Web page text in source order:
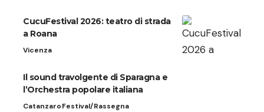
CucuFestival 2026: teatro di strada
a Roana
Vicenza
Il sound travolgente di Sparagna e
l’Orchestra popolare italiana
CatanzaroFestival/Rassegna